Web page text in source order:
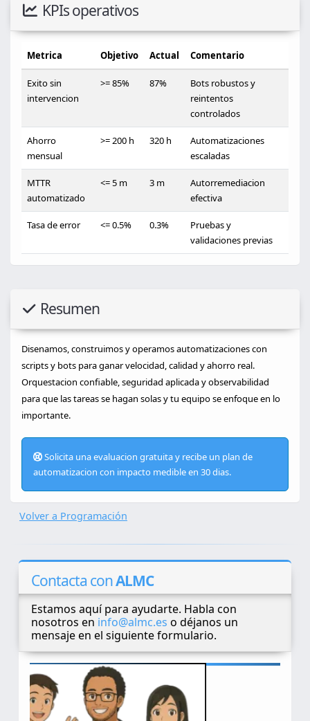
KPIs operativos
Metrica Objetivo Actual Comentario
Exito sin
intervencion
>= 85% 87%
Bots robustos y
reintentos
controlados
Ahorro
mensual
>= 200 h 320 h
Automatizaciones
escaladas
MTTR
automatizado
<= 5 m 3 m
Autorremediacion
efectiva
Tasa de error <= 0.5% 0.3%
Pruebas y
validaciones previas
Resumen
Disenamos, construimos y operamos automatizaciones con
scripts y bots para ganar velocidad, calidad y ahorro real.
Orquestacion confiable, seguridad aplicada y observabilidad
para que las tareas se hagan solas y tu equipo se enfoque en lo
importante.
Solicita una evaluacion gratuita y recibe un plan de
automatizacion con impacto medible en 30 dias.
Volver a Programación
Contacta conALMC
Estamos aquí para ayudarte. Habla con
nosotros en info@almc.es o déjanos un
mensaje en el siguiente formulario.